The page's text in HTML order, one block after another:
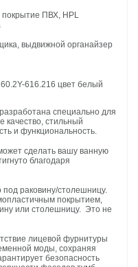
ПВХ, HPL
выдвижной органайзер
616.216 цвет белый
специально для
качество, стильный
и функциональность.
сделать вашу ванную
благодаря
раковину/столешницу.
покрытием,
или столешницу. Это не
лицевой фурнитуры
моды, сохраняя
безопасность